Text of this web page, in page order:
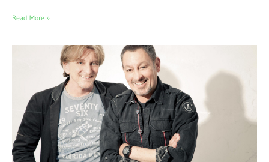
Read More »